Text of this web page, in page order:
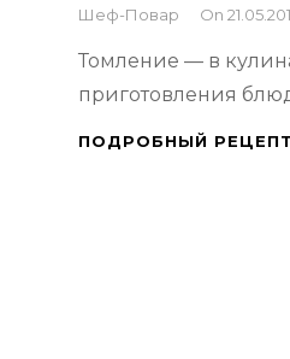
By
Шеф-Повар On
Томление — в
приготовления
ПОДРОБНЫЙ